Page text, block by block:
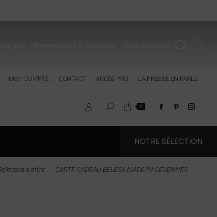
MON COMPTE CONTACT ACCÈS PRO LA PRESSE EN PARLE
0
NOTRE SÉLECTION
à offrir CARTE CADEAU BELESA MADE IN CEVENNES